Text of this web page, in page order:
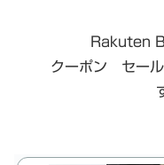
Rakuten
クーポン セー